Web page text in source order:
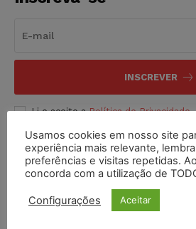
INSCREVER
Li e aceito aPolítica de Privacidade.
Usamos cookies em nosso site
experiência mais relevante,
preferências e visitas repetidas.
concorda com a utilização de
Configurações Aceitar